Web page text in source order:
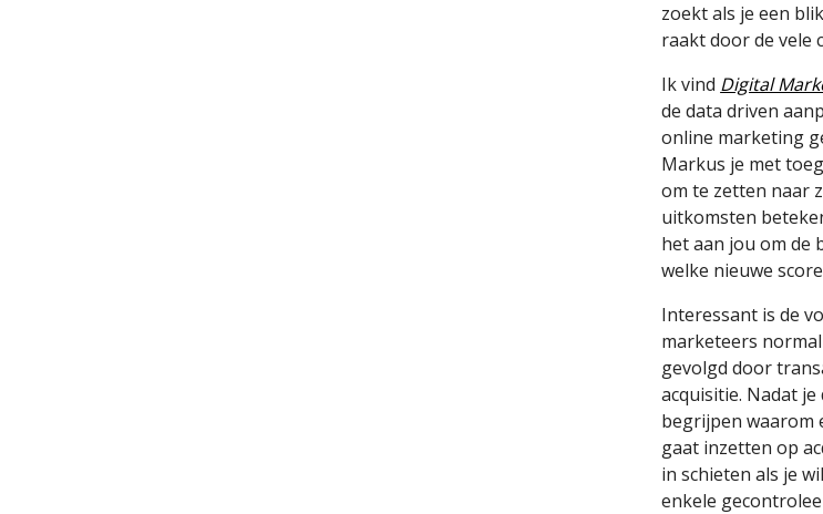
zoekt als je een
raakt door de vele
Ik vind Digital
de data driven
online marketing
Markus je met
om te zetten naar
uitkomsten
het aan jou om de
welke nieuwe
Interessant is de
marketeers
gevolgd door
acquisitie. Nadat
begrijpen waarom
gaat inzetten op
in schieten als je
enkele